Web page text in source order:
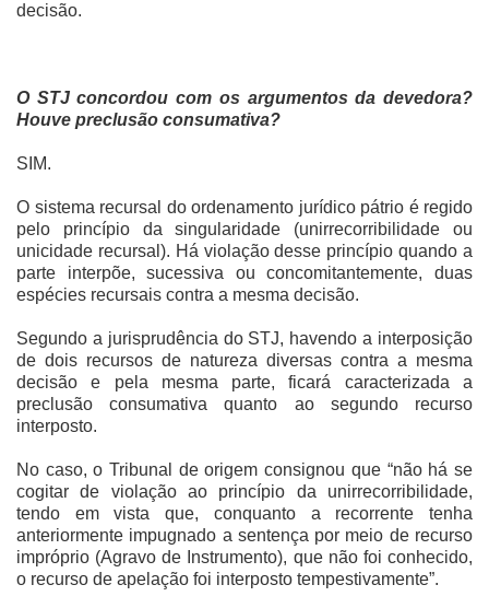
decisão.
O STJ concordou com os argumentos da devedora?
Houve preclusão consumativa?
SIM.
O sistema recursal do ordenamento jurídico pátrio é regido
pelo princípio da singularidade (unirrecorribilidade ou
unicidade recursal). Há violação desse princípio quando a
parte interpõe, sucessiva ou concomitantemente, duas
espécies recursais contra a mesma decisão.
Segundo a jurisprudência do STJ, havendo a interposição
de dois recursos de natureza diversas contra a mesma
decisão e pela mesma parte, ficará caracterizada a
preclusão consumativa quanto ao segundo recurso
interposto.
No caso, o Tribunal de origem consignou que “não há se
cogitar de violação ao princípio da unirrecorribilidade,
tendo em vista que, conquanto a recorrente tenha
anteriormente impugnado a sentença por meio de recurso
impróprio (Agravo de Instrumento), que não foi conhecido,
o recurso de apelação foi interposto tempestivamente”.